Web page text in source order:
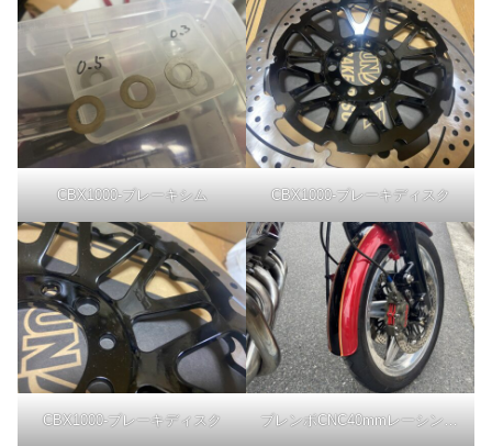
CBX1000-ブレーキシム CBX1000-ブレーキディスク
CBX1000-ブレーキディスク ブレンボCNC40mmレーシングキャリパーハードアノダイズド